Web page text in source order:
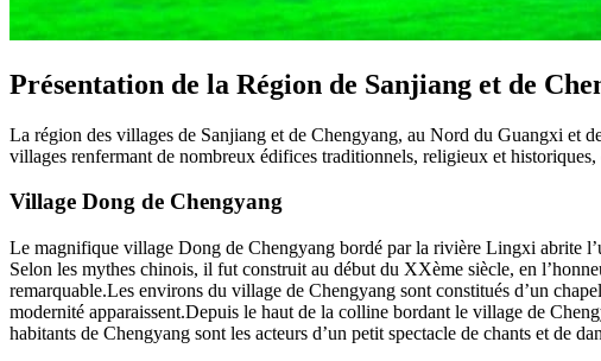
Présentation de la Région de Sanjiang et de
La région des villages de Sanjiang et de Chengyang, au Nord du Guangxi et
villages renfermant de nombreux édifices traditionnels, religieux et
Village Dong de Chengyang
Le magnifique village Dong de Chengyang bordé par la rivière Lingxi abrite
Selon les mythes chinois, il fut construit au début du XXème siècle, en
remarquable.Les environs du village de Chengyang sont constitués d’un
modernité apparaissent.Depuis le haut de la colline bordant le village de
habitants de Chengyang sont les acteurs d’un petit spectacle de chants et de